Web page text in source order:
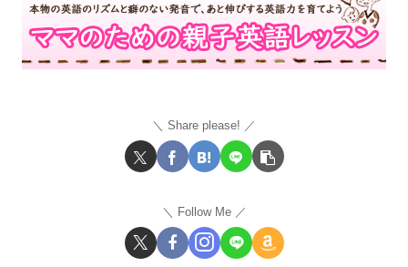
Share please!
Follow Me